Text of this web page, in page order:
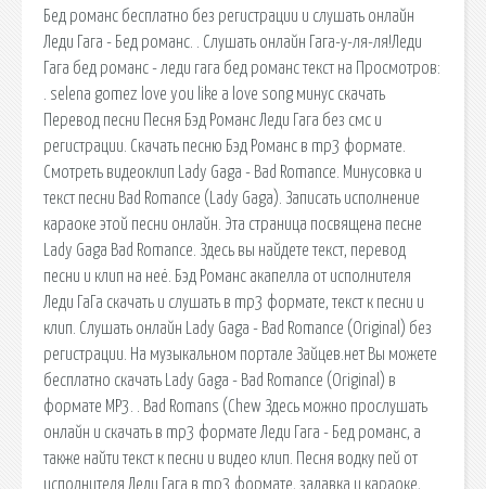
Бед романс бесплатно без регистрации и слушать онлайн
Леди Гага - Бед романс. . Слушать онлайн Гага-у-ля-ля!Леди
Гага бед романс - леди гага бед романс текст на Просмотров:
. selena gomez love you like a love song минус скачать
Перевод песни Песня Бэд Романс Леди Гага без смс и
регистрации. Скачать песню Бэд Романс в mp3 формате.
Смотреть видеоклип Lady Gaga - Bad Romance. Минусовка и
текст песни Bad Romance (Lady Gaga). Записать исполнение
караоке этой песни онлайн. Эта страница посвящена пеcне
Lady Gaga Bad Romance. Здесь вы найдете текст, перевод
песни и клип на неё. Бэд Романс акапелла от исполнителя
Леди ГаГа скачать и слушать в mp3 формате, текст к песни и
клип. Слушать онлайн Lady Gaga - Bad Romance (Original) без
регистрации. На музыкальном портале Зайцев.нет Вы можете
бесплатно скачать Lady Gaga - Bad Romance (Original) в
формате MP3. . Bad Romans (Chew Здесь можно прослушать
онлайн и скачать в mp3 формате Леди Гага - Бед романс, а
также найти текст к песни и видео клип. Песня водку пей от
исполнителя Леди Гага в mp3 формате, задавка и караоке,